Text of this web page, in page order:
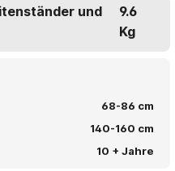
und
9.6
Kg
68-86 cm
140-160 cm
10 + Jahre